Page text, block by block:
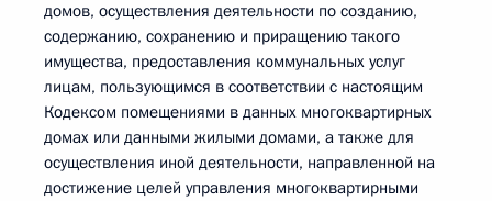
домов, осуществления деятельности по созданию,
содержанию, сохранению и приращению такого
имущества, предоставления коммунальных услуг
лицам, пользующимся в соответствии с настоящим
Кодексом помещениями в данных многоквартирных
домах или данными жилыми домами, а также для
осуществления иной деятельности, направленной на
достижение целей управления многоквартирными